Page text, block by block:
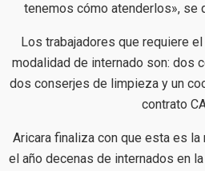
tenemos cómo atenderlos», se
Los trabajadores que requiere
modalidad de internado son: dos
dos conserjes de limpieza y un
contrato
Aricara finaliza con que esta es la
el año decenas de internados en